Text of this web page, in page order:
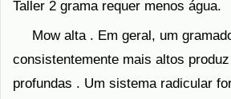
Taller 2 grama requer menos água.
Mow alta . Em geral, um
consistentemente mais altos
profundas . Um sistema radicular